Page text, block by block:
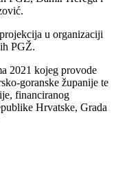
u organizaciji
PGŽ.
2021 kojeg provode
goranske županije te
financiranog
Hrvatske, Grada